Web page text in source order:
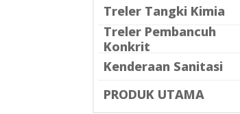
Treler Tangki Kimia
Treler Pembancuh
Konkrit
Kenderaan Sanitasi
PRODUK UTAMA